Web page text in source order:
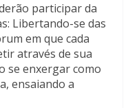
participar da
Libertando-se das
em que cada
através de sua
se enxergar como
ensaiando a